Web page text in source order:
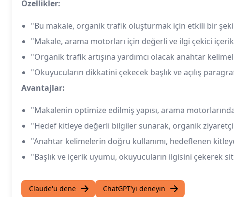
Özellikler:
"Bu makale, organik trafik oluşturmak için etkili bir
"Makale, arama motorları için değerli ve ilgi çekici
"Organik trafik artışına yardımcı olacak anahtar
"Okuyucuların dikkatini çekecek başlık ve açılış
Avantajlar:
"Makalenin optimize edilmiş yapısı, arama
"Hedef kitleye değerli bilgiler sunarak, organik ziyaretçi
"Anahtar kelimelerin doğru kullanımı, hedeflenen
"Başlık ve içerik uyumu, okuyucuların ilgisini çekerek
Claude'u dene ChatGPT'yi deneyin